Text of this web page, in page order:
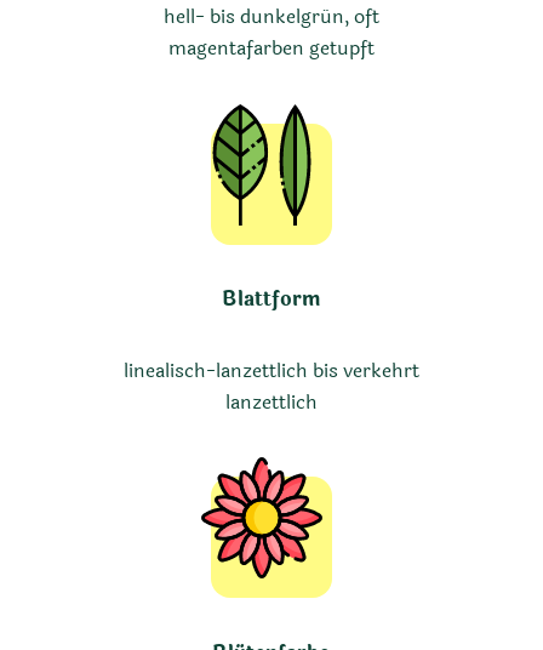
hell- bis dunkelgrün, oft
magentafarben getupft
Blattform
linealisch-lanzettlich bis verkehrt
lanzettlich